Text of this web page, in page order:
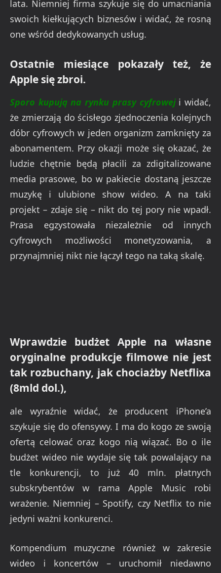
lata. Niemniej firma szykuje się do umacniania
swoich kiełkujących biznesów i widać, że rosną
one wśród dedykowanych usług.
Ostatnie miesiące pokazały też, że
Apple się zbroi.
Sporo kupują na rynku prasy cyfrowej i widać,
że zmierzają do ścisłego zjednoczenia kolejnych
dóbr cyfrowych w jeden organizm zamknięty za
abonamentem. Przy okazji może się okazać, że
ludzie chętnie będą płacili za zdigitalizowane
media prasowe, bo w pakiecie dostaną jeszcze
muzykę i ulubione show wideo. A na taki
projekt – zdaje się – nikt do tej pory nie wpadł.
Prasa egzystowała niezależnie od innych
cyfrowych możliwości monetyzowania, a
przynajmniej nikt nie łączył tego na taką skalę.
Wprawdzie budżet Apple na własne
oryginalne produkcje filmowe nie jest
tak rozbuchany, jak chociażby Netflixa
(8mld dol.),
ale wyraźnie widać, że producent iPhone’a
szykuje się do ofensywy. I ma do kogo ze swoją
ofertą celować oraz kogo nią wiązać. Bo o ile
budżet wideo nie wydaje się tak powalający na
tle konkurencji, to już 40 mln. płatnych
subskrybentów w rama Apple Music robi
wrażenie. Niemniej – Spotify, czy Netflix to nie
jedyni ważni konkurenci.
Kompendium muzyczne również w zakresie
wideo i koncertów – uruchomił niedawno